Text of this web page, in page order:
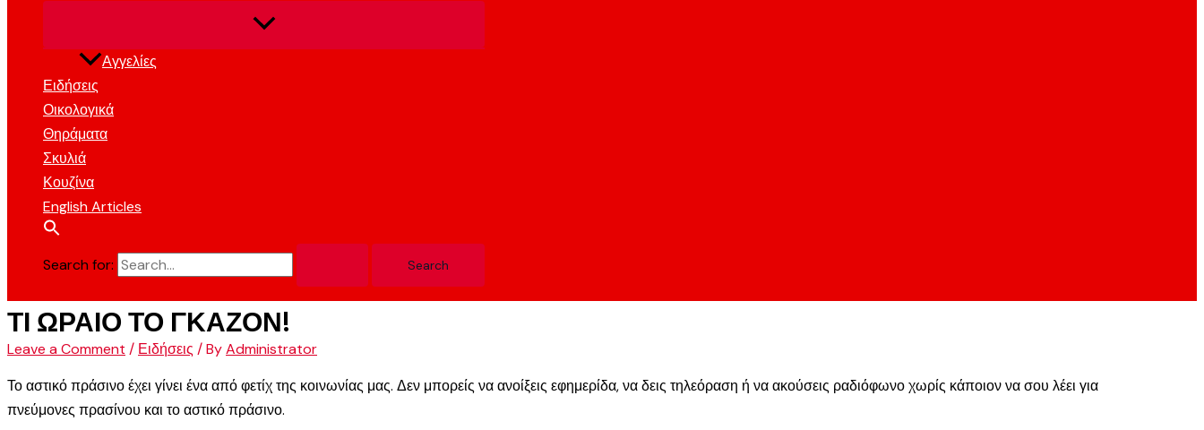
Αγγελίες
Ειδήσεις
Οικολογικά
Θηράματα
Σκυλιά
Κουζίνα
English Articles
Search for:
ΤΙ ΩΡΑΙΟ ΤΟ ΓΚΑΖΟΝ!
Leave a Comment / Ειδήσεις / ByAdministrator
Το αστικό πράσινο έχει γίνει ένα από φετίχ της κοινωνίας μας. Δεν μπορείς να ανοίξεις εφημερίδα, να δεις τηλεόραση ή να ακούσεις ραδιόφωνο χωρίς κάποιον να σου λέει για
πνεύμονες πρασίνου και το αστικό πράσινο.